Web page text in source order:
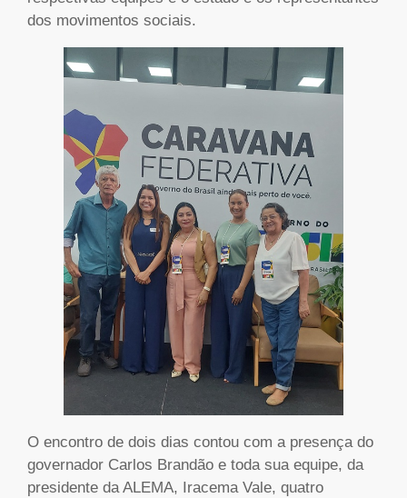
dos movimentos sociais.
O encontro de dois dias contou com a presença do
governador Carlos Brandão e toda sua equipe, da
presidente da ALEMA, Iracema Vale, quatro